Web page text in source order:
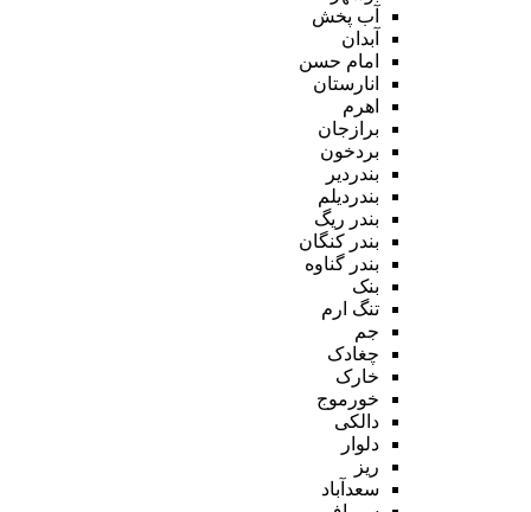
آب پخش
آبدان
امام حسن
انارستان
اهرم
برازجان
بردخون
بندردیر
بندردیلم
بندر ریگ
بندر کنگان
بندر گناوه
بنک
تنگ ارم
جم
چغادک
خارک
خورموج
دالکی
دلوار
ریز
سعدآباد